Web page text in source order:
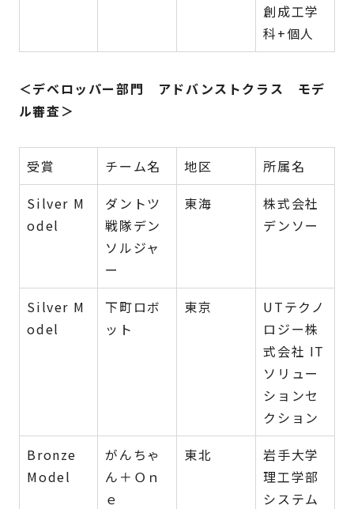
創成工学
科+個人
＜デベロッパー部門 アドバンストクラス モデ
ル審査＞
受賞 チーム名 地区
所属名
Silver M
odel
ダントツ
戦隊デン
ソルジャ
ー
東海
株式会社
デンソー
Silver M
odel
下町ロボ
ット
東京
UTテクノ
ロジー株
式会社 IT
ソリュー
ションセ
クション
Bronze
Model
がんちゃ
ん＋Ｏｎ
ｅ
東北
岩手大学
理工学部
システム